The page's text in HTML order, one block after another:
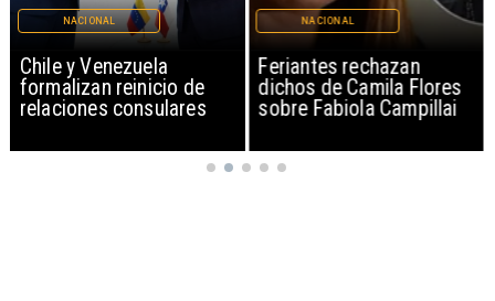
Chile y Venezuela
formalizan reinicio de
relaciones consulares
NACIONAL
Feriantes rechazan
dichos de Camila Flores
sobre Fabiola Campillai
NACIONAL